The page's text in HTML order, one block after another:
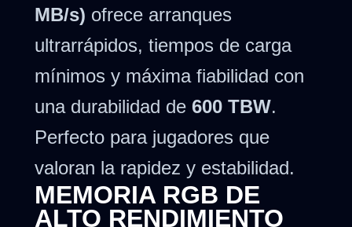
MB/s) ofrece arranques
ultrarrápidos, tiempos de carga
mínimos y máxima fiabilidad con
una durabilidad de 600 TBW.
Perfecto para jugadores que
valoran la rapidez y estabilidad.
MEMORIA RGB DE
ALTO RENDIMIENTO